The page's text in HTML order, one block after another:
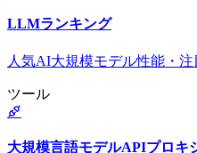
LLMランキング
人気AI大規模モデル性能・
ツール
大規模言語モデルAPIプロキ